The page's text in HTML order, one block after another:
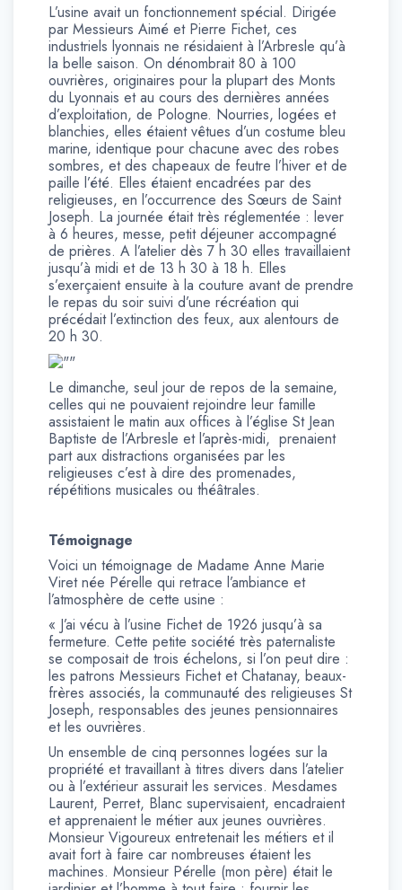
L’usine avait un fonctionnement spécial. Dirigée
par Messieurs Aimé et Pierre Fichet, ces
industriels lyonnais ne résidaient à l’Arbresle qu’à
la belle saison. On dénombrait 80 à 100
ouvrières, originaires pour la plupart des Monts
du Lyonnais et au cours des dernières années
d’exploitation, de Pologne. Nourries, logées et
blanchies, elles étaient vêtues d’un costume bleu
marine, identique pour chacune avec des robes
sombres, et des chapeaux de feutre l’hiver et de
paille l’été. Elles étaient encadrées par des
religieuses, en l’occurrence des Sœurs de Saint
Joseph. La journée était très réglementée : lever
à 6 heures, messe, petit déjeuner accompagné
de prières. A l’atelier dès 7 h 30 elles travaillaient
jusqu’à midi et de 13 h 30 à 18 h. Elles
s’exerçaient ensuite à la couture avant de prendre
le repas du soir suivi d’une récréation qui
précédait l’extinction des feux, aux alentours de
20 h 30.
Le dimanche, seul jour de repos de la semaine,
celles qui ne pouvaient rejoindre leur famille
assistaient le matin aux offices à l’église St Jean
Baptiste de l’Arbresle et l’après-midi, prenaient
part aux distractions organisées par les
religieuses c’est à dire des promenades,
répétitions musicales ou théâtrales.
Témoignage
Voici un témoignage de Madame Anne Marie
Viret née Pérelle qui retrace l’ambiance et
l’atmosphère de cette usine :
« J’ai vécu à l’usine Fichet de 1926 jusqu’à sa
fermeture. Cette petite société très paternaliste
se composait de trois échelons, si l’on peut dire :
les patrons Messieurs Fichet et Chatanay, beaux-
frères associés, la communauté des religieuses St
Joseph, responsables des jeunes pensionnaires
et les ouvrières.
Un ensemble de cinq personnes logées sur la
propriété et travaillant à titres divers dans l’atelier
ou à l’extérieur assurait les services. Mesdames
Laurent, Perret, Blanc supervisaient, encadraient
et apprenaient le métier aux jeunes ouvrières.
Monsieur Vigoureux entretenait les métiers et il
avait fort à faire car nombreuses étaient les
machines. Monsieur Pérelle (mon père) était le